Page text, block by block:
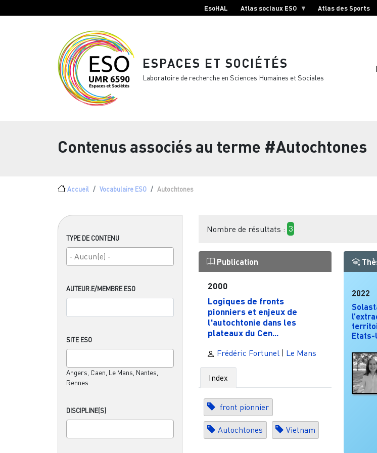
EsoHAL Atlas sociaux ESO Atlas des Sports
ESPACES ET SOCIÉTÉS
Laboratoire de recherche en Sciences Humaines et Sociales
Contenus associés au terme #Autochtones
Fil d'Ariane
Accueil Vocabulaire ESO Autochtones
TYPE DE CONTENU
AUTEUR.E/MEMBRE ESO
SITE ESO
Angers, Caen, Le Mans, Nantes,
Rennes
DISCIPLINE(S)
Nombre de résultats : 3
Publication
2000
Logiques de fronts
pionniers et enjeux de
l'autochtonie dans les
plateaux du Cen...
Frédéric Fortunel | Le Mans
Index
front pionnier
Autochtones Vietnam
2022
Etats-